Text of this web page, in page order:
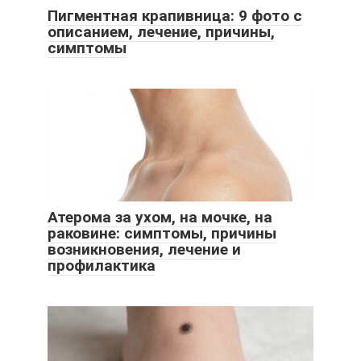
Пигментная крапивница: 9 фото с
описанием, лечение, причины,
симптомы
Атерома за ухом, на мочке, на
раковине: симптомы, причины
возникновения, лечение и
профилактика